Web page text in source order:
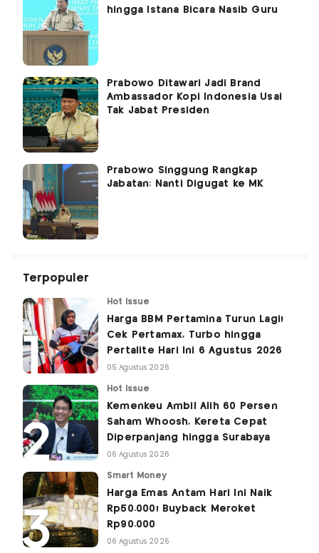
hingga Istana Bicara Nasib Guru
Prabowo Ditawari Jadi Brand
Ambassador Kopi Indonesia Usai
Tak Jabat Presiden
Prabowo Singgung Rangkap
Jabatan: Nanti Digugat ke MK
Terpopuler
Hot Issue
Harga BBM Pertamina Turun Lagi!
Cek Pertamax, Turbo hingga
Pertalite Hari Ini 6 Agustus 2026
05 Agustus 2026
Hot Issue
Kemenkeu Ambil Alih 60 Persen
Saham Whoosh, Kereta Cepat
Diperpanjang hingga Surabaya
06 Agustus 2026
Smart Money
Harga Emas Antam Hari Ini Naik
Rp50.000! Buyback Meroket
Rp90.000
06 Agustus 2026